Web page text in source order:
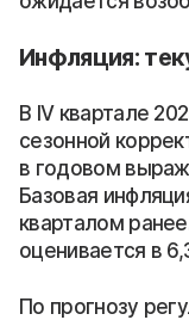
Инфляция:
В IV квартале
сезонной
в годовом
Базовая
кварталом
оценивается в
По прогнозу